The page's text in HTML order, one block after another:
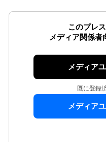
このプレ
メディア関係者
メディア
既に登録
メディア